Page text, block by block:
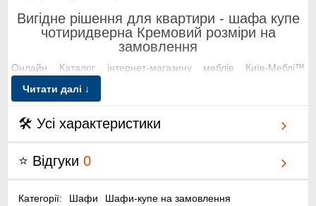
Вигідне рішення для квартири - шафа купе
чотиридверна Кремовий розміри на
замовлення
Онлайн Каталог інтернет-магазину меблів Київ-Меблі™
дводверні, тридверні та чотиридверні шафи-купе, з радіусним
встановлення та складання проводиться по Києву, у
замовлення за ціною виробника у Києві. Замовляйте та довгі
Читати далі ↓
🛠 Усі характеристики
⭐ Відгуки 0
Категорії: Шафи
Шафи-купе на замовлення